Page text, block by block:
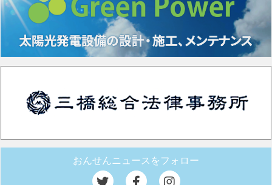
おんせんニュースをフォロー